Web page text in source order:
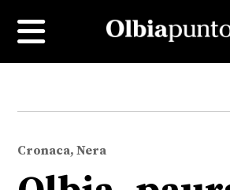
Cronaca, Nera